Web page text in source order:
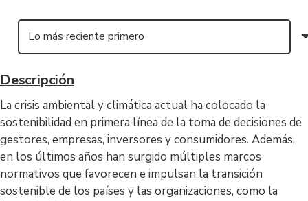
Descripción
La crisis ambiental y climática actual ha colocado la
sostenibilidad en primera línea de la toma de decisiones de
gestores, empresas, inversores y consumidores. Además,
en los últimos años han surgido múltiples marcos
normativos que favorecen e impulsan la transición
sostenible de los países y las organizaciones, como la